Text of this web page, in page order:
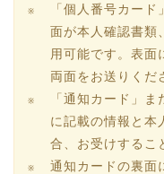
「個人番号カー
面が本人確認書類
用可能です。表面
両面をお送りくだ
「通知カード」
に記載の情報と本
合、お受けするこ
通知カードの裏面